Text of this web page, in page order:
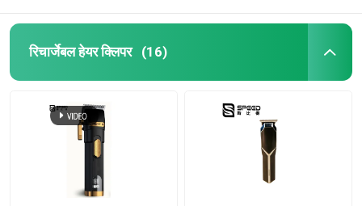
रिचार्जेबल हेयर क्लिपर (16)